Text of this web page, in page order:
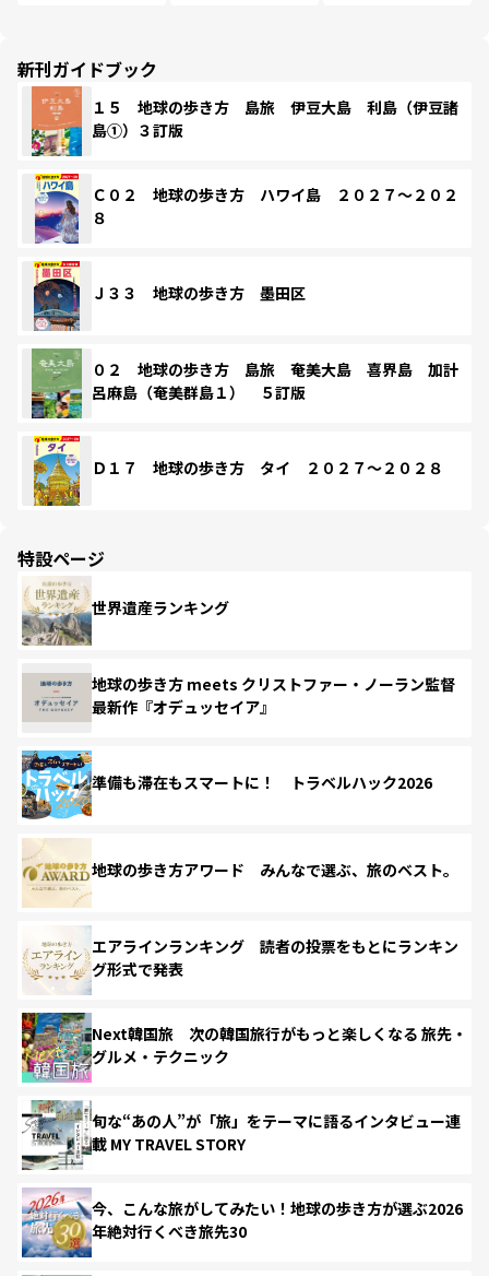
新刊ガイドブック
１５ 地球の歩き方 島旅 伊豆大島 利島（伊豆諸
島①）３訂版
Ｃ０２ 地球の歩き方 ハワイ島 ２０２７～２０２
８
Ｊ３３ 地球の歩き方 墨田区
０２ 地球の歩き方 島旅 奄美大島 喜界島 加計
呂麻島（奄美群島１） ５訂版
Ｄ１７ 地球の歩き方 タイ ２０２７～２０２８
特設ページ
世界遺産ランキング
地球の歩き方 meets クリストファー・ノーラン監督
最新作『オデュッセイア』
準備も滞在もスマートに！ トラベルハック2026
地球の歩き方アワード みんなで選ぶ、旅のベスト。
エアラインランキング 読者の投票をもとにランキン
グ形式で発表
Next韓国旅 次の韓国旅行がもっと楽しくなる 旅先・
グルメ・テクニック
旬な“あの人”が「旅」をテーマに語るインタビュー連
載 MY TRAVEL STORY
今、こんな旅がしてみたい！地球の歩き方が選ぶ2026
年絶対行くべき旅先30